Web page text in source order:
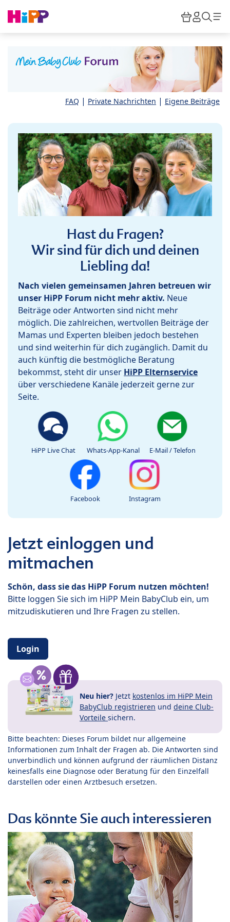
HiPP
FAQ | Private Nachrichten | Eigene Beiträge
Hast du Fragen?
Wir sind für dich und deinen
Liebling da!
Nach vielen gemeinsamen Jahren betreuen wir
unser HiPP Forum nicht mehr aktiv. Neue
Beiträge oder Antworten sind nicht mehr
möglich. Die zahlreichen, wertvollen Beiträge der
Mamas und Experten bleiben jedoch bestehen
und sind weiterhin für dich zugänglich. Damit du
auch künftig die bestmögliche Beratung
bekommst, steht dir unser HiPP Elternservice
über verschiedene Kanäle jederzeit gerne zur
Seite.
HiPP Live Chat Whats-App-Kanal E-Mail / Telefon
Facebook Instagram
Jetzt einloggen und
mitmachen
Schön, dass sie das HiPP Forum nutzen möchten!
Bitte loggen Sie sich im HiPP Mein BabyClub ein, um
mitzudiskutieren und Ihre Fragen zu stellen.
Login
Neu hier? Jetzt kostenlos im HiPP Mein
BabyClub registrieren und deine Club-
Vorteile sichern.
Bitte beachten: Dieses Forum bildet nur allgemeine
Informationen zum Inhalt der Fragen ab. Die Antworten sind
unverbindlich und können aufgrund der räumlichen Distanz
keinesfalls eine Diagnose oder Beratung für den Einzelfall
darstellen oder einen Arztbesuch ersetzen.
Das könnte Sie auch interessieren